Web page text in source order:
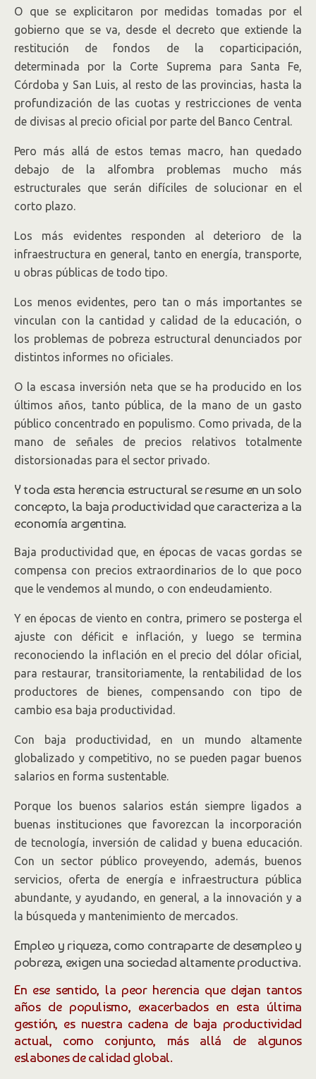
O que se explicitaron por medidas tomadas por el
gobierno que se va, desde el decreto que extiende la
restitución de fondos de la coparticipación,
determinada por la Corte Suprema para Santa Fe,
Córdoba y San Luis, al resto de las provincias, hasta la
profundización de las cuotas y restricciones de venta
de divisas al precio oficial por parte del Banco Central.
Pero más allá de estos temas macro, han quedado
debajo de la alfombra problemas mucho más
estructurales que serán difíciles de solucionar en el
corto plazo.
Los más evidentes responden al deterioro de la
infraestructura en general, tanto en energía, transporte,
u obras públicas de todo tipo.
Los menos evidentes, pero tan o más importantes se
vinculan con la cantidad y calidad de la educación, o
los problemas de pobreza estructural denunciados por
distintos informes no oficiales.
O la escasa inversión neta que se ha producido en los
últimos años, tanto pública, de la mano de un gasto
público concentrado en populismo. Como privada, de la
mano de señales de precios relativos totalmente
distorsionadas para el sector privado.
Y toda esta herencia estructural se resume en un solo
concepto, la baja productividad que caracteriza a la
economía argentina.
Baja productividad que, en épocas de vacas gordas se
compensa con precios extraordinarios de lo que poco
que le vendemos al mundo, o con endeudamiento.
Y en épocas de viento en contra, primero se posterga el
ajuste con déficit e inflación, y luego se termina
reconociendo la inflación en el precio del dólar oficial,
para restaurar, transitoriamente, la rentabilidad de los
productores de bienes, compensando con tipo de
cambio esa baja productividad.
Con baja productividad, en un mundo altamente
globalizado y competitivo, no se pueden pagar buenos
salarios en forma sustentable.
Porque los buenos salarios están siempre ligados a
buenas instituciones que favorezcan la incorporación
de tecnología, inversión de calidad y buena educación.
Con un sector público proveyendo, además, buenos
servicios, oferta de energía e infraestructura pública
abundante, y ayudando, en general, a la innovación y a
la búsqueda y mantenimiento de mercados.
Empleo y riqueza, como contraparte de desempleo y
pobreza, exigen una sociedad altamente productiva.
En ese sentido, la peor herencia que dejan tantos
años de populismo, exacerbados en esta última
gestión, es nuestra cadena de baja productividad
actual, como conjunto, más allá de algunos
eslabones de calidad global.